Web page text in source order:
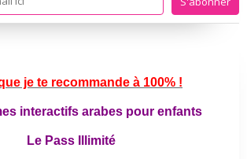
je te recommande à 100% !
interactifs arabes pour enfants
Le Pass Illimité